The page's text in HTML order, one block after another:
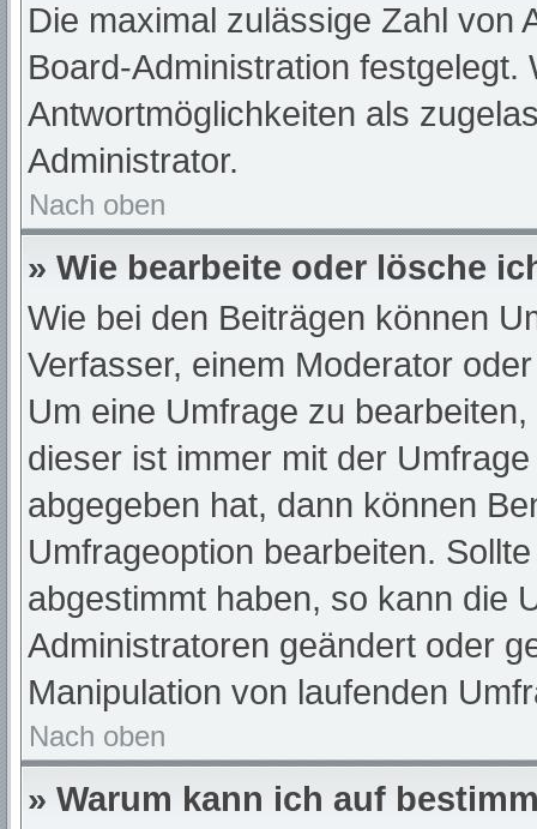
Die maximal zulässige Zahl von
Board-Administration festgelegt.
Antwortmöglichkeiten als
Administrator.
Nach oben
» Wie bearbeite oder lösche
Wie bei den Beiträgen können
Verfasser, einem Moderator
Um eine Umfrage zu
dieser ist immer mit der
abgegeben hat, dann können
Umfrageoption bearbeiten.
abgestimmt haben, so kann die
Administratoren geändert oder
Manipulation von laufenden
Nach oben
» Warum kann ich auf